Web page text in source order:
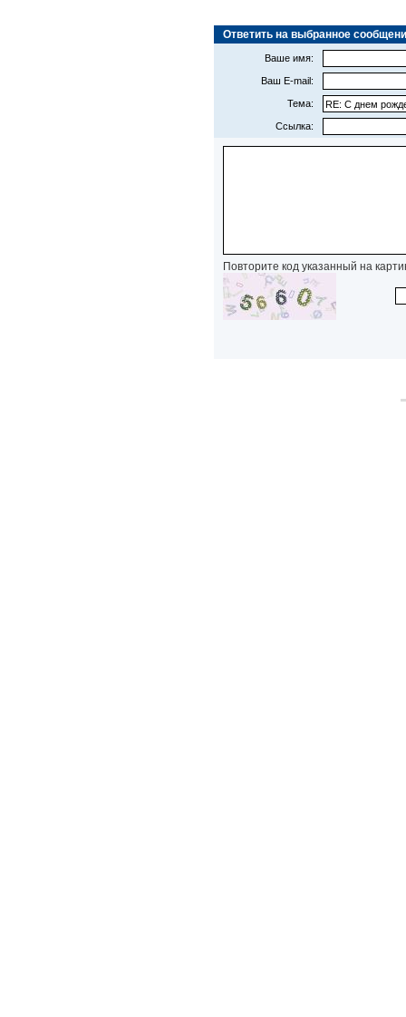
Ответить на выбранное
Ваше имя:
Ваш E-mail:
Тема:
Ссылка:
Повторите код указанный на